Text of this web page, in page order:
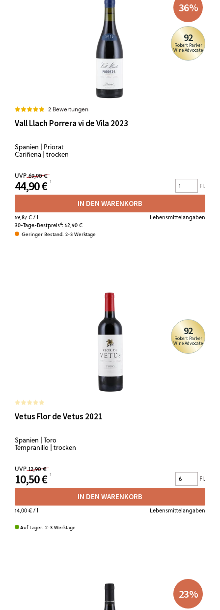
36%
92
Robert Parker
Wine Advocate
2 Bewertungen
Vall Llach Porrera vi de Vila 2023
Spanien | Priorat
Cariñena | trocken
UVP 69,90 €
44,90 € Fl.
IN DEN WARENKORB
59,87 €/ l
Lebensmittelangaben
30-Tage-Bestpreis4: 52,90 €
Geringer Bestand. 2-3 Werktage
92
Robert Parker
Wine Advocate
Vetus Flor de Vetus 2021
Spanien | Toro
Tempranillo | trocken
UVP 12,90 €
10,50 € Fl.
IN DEN WARENKORB
14,00 €/ l Lebensmittelangaben
Auf Lager. 2-3 Werktage
23%